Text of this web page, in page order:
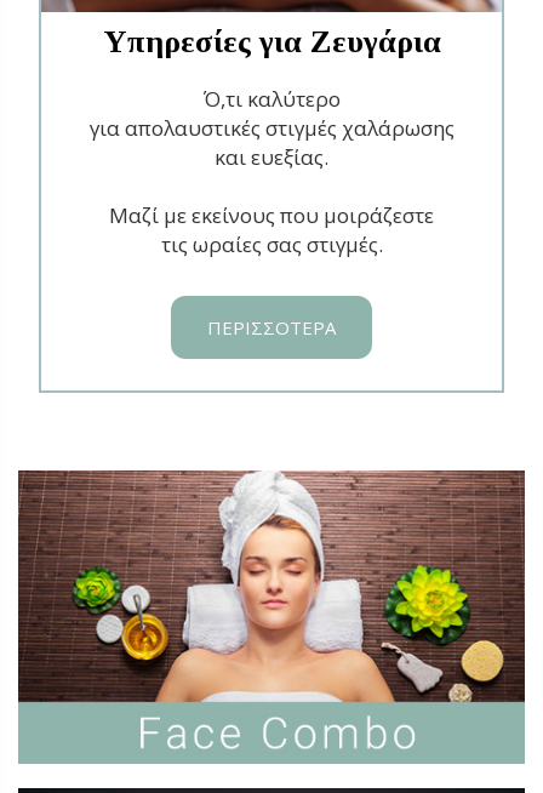
Υπηρεσίες για Ζευγάρια
Ό,τι καλύτερο
για απολαυστικές στιγμές χαλάρωσης
και ευεξίας.
Μαζί με εκείνους που μοιράζεστε
τις ωραίες σας στιγμές.
ΠΕΡΙΣΣΟΤΕΡΑ